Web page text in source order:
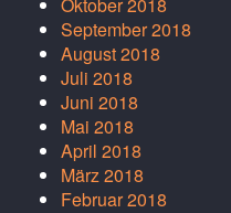
September 2018
August 2018
Juli 2018
Juni 2018
Mai 2018
April 2018
März 2018
Februar 2018